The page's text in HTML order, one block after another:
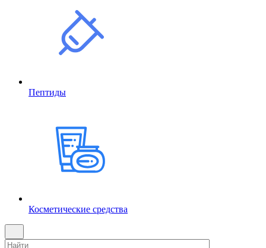
Пептиды
Косметические средства